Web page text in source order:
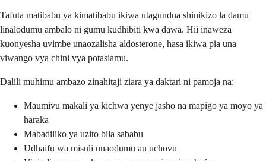
Tafuta matibabu ya kimatibabu ikiwa utagundua shinikizo la damu
linalodumu ambalo ni gumu kudhibiti kwa dawa. Hii inaweza
kuonyesha uvimbe unaozalisha aldosterone, hasa ikiwa pia una
viwango vya chini vya potasiamu.
Dalili muhimu ambazo zinahitaji ziara ya daktari ni pamoja na:
Maumivu makali ya kichwa yenye jasho na mapigo ya moyo ya
haraka
Mabadiliko ya uzito bila sababu
Udhaifu wa misuli unaodumu au uchovu